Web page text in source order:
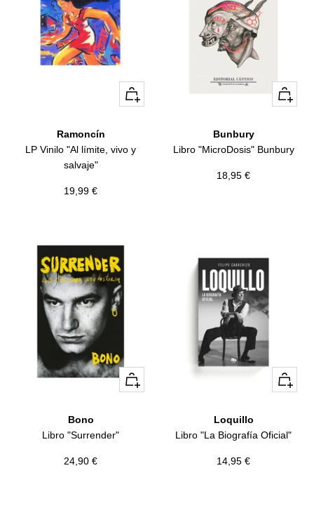
+
Añadir
Ramoncín
LP Vinilo "Al límite, vivo y
salvaje"
Precio
19,99 €
+
Añadir
Bunbury
Libro "MicroDosis" Bunbury
Precio
18,95 €
+
Añadir
Bono
Libro "Surrender"
Precio
24,90 €
+
Añadir
Loquillo
Libro "La Biografía Oficial"
Precio
14,95 €